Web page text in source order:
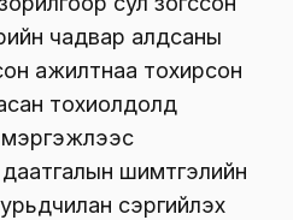
чадвар алдсаны
ажилтнаа тохирсон
тохиолдолд
мэргэжлээс
шимтгэлийн
урьдчилан сэргийлэх